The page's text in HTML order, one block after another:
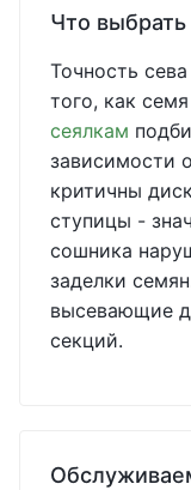
Что
Точность
того, как
сеялкам
зависимости
критичны
ступицы -
сошника
заделки
высевающие
секций.